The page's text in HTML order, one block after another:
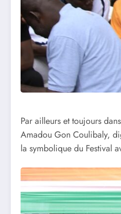
Par ailleurs et toujours
Amadou Gon Coulibaly,
la symbolique du Festival